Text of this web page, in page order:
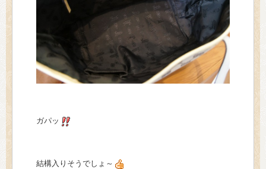
ガパッ
結構入りそうでしょ～